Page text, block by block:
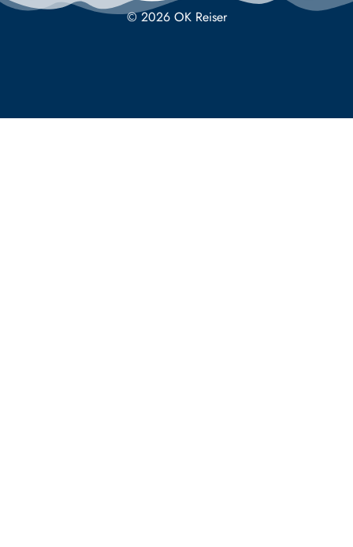
© 2026 OK Reiser